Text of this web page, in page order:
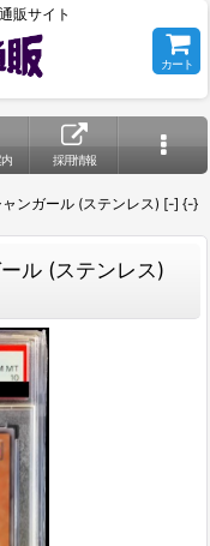
販サイト
カート
採用情報
ャンガール (ステンレス) [-] {-}
ル (ステンレス)